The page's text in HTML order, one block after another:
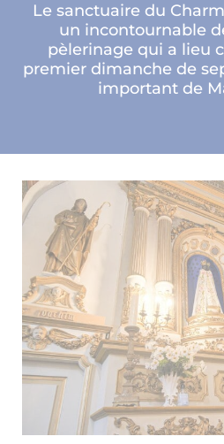
Le sanctuaire du
un incontournable
pèlerinage qui a lieu
premier dimanche de
important de